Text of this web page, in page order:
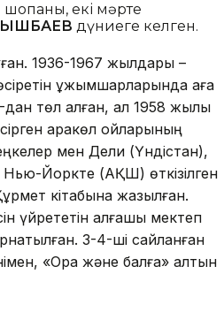
шопаны, екі мәрте
дүниеге келген.
1936-1967 жылдары –
ұжымшарларында аға
төл алған, ал 1958 жылы
қаракөл қойларының
мен Дели (Үндістан),
Йоркте (АҚШ) өткізілген
кітабына жазылған.
үйрететін алғашқы мектеп
3-4-ші сайланған
«Орақ және балға» алтын